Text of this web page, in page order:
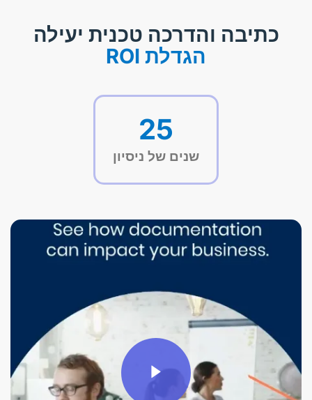
כתיבה והדרכה טכנית יעילה
הגדלת ROI
25
שנים של ניסיון